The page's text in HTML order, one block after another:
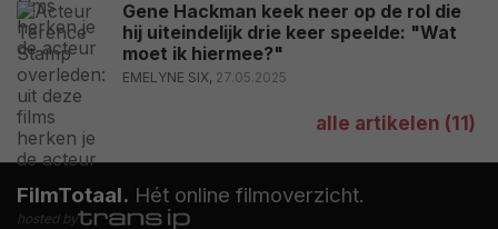
alle artikelen (11)
Gene Hackman keek neer op de rol die
hij uiteindelijk drie keer speelde: "Wat
moet ik hiermee?"
EMELYNE SIX, 27.05.2025
FilmTotaal. Hét online filmoverzicht.
hosted by